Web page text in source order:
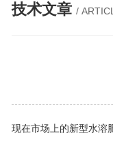
技术文章 /
现在市场上的新型水溶